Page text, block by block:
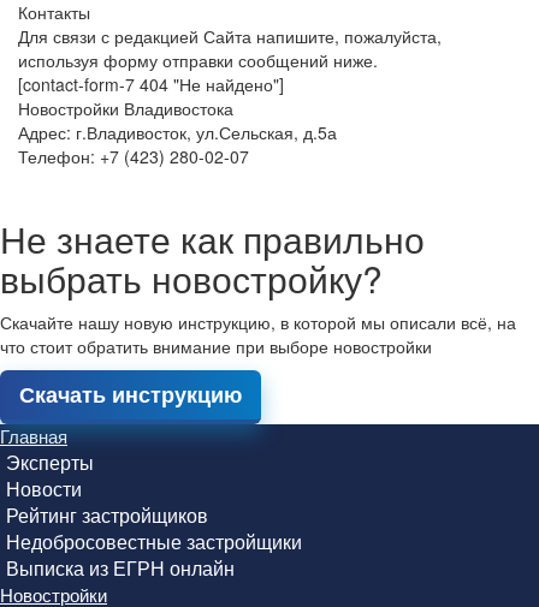
Контакты
Для связи с редакцией Сайта напишите, пожалуйста,
используя форму отправки сообщений ниже.
[contact-form-7 404 "Не найдено"]
Новостройки Владивостока
Адрес: г.Владивосток, ул.Сельская, д.5а
Телефон: +7 (423) 280-02-07
Не знаете как правильно
выбрать новостройку?
Скачайте нашу новую инструкцию, в которой мы описали всё, на
что стоит обратить внимание при выборе новостройки
Скачать инструкцию
Главная
Эксперты
Новости
Рейтинг застройщиков
Недобросовестные застройщики
Выписка из ЕГРН онлайн
Новостройки